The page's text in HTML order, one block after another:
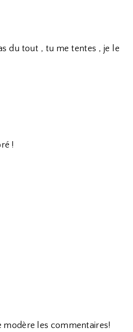
du tout , tu me tentes , je le
!
modère les commentaires!